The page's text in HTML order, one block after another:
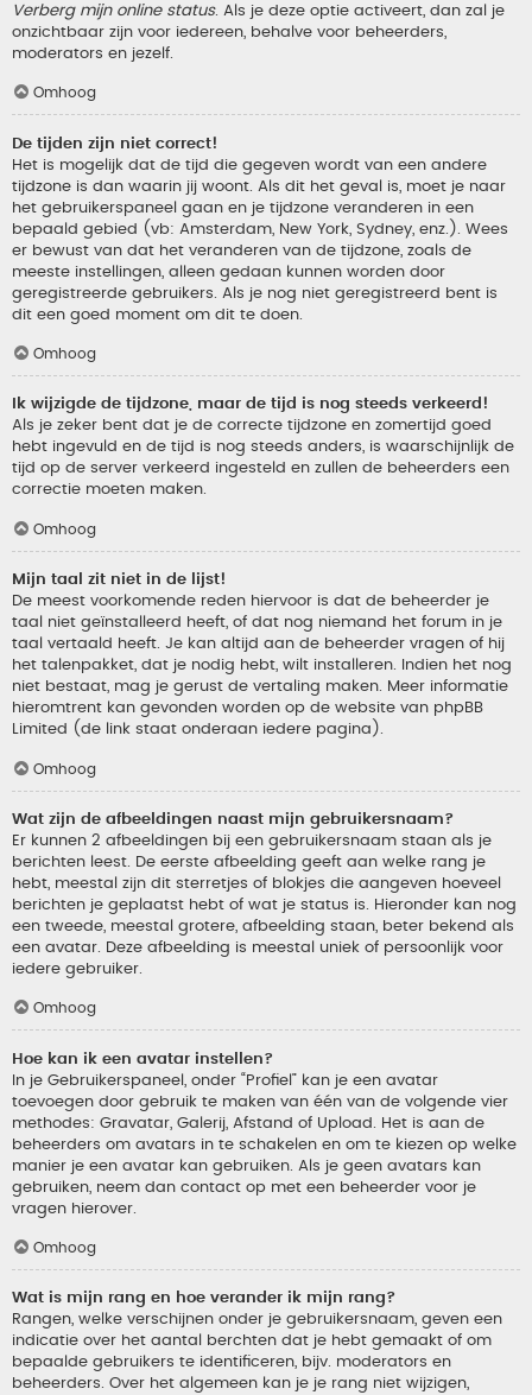
Verberg mijn online status. Als je deze optie activeert, dan zal je
onzichtbaar zijn voor iedereen, behalve voor beheerders,
moderators en jezelf.
Omhoog
De tijden zijn niet correct!
Het is mogelijk dat de tijd die gegeven wordt van een andere
tijdzone is dan waarin jij woont. Als dit het geval is, moet je naar
het gebruikerspaneel gaan en je tijdzone veranderen in een
bepaald gebied (vb: Amsterdam, New York, Sydney, enz.). Wees
er bewust van dat het veranderen van de tijdzone, zoals de
meeste instellingen, alleen gedaan kunnen worden door
geregistreerde gebruikers. Als je nog niet geregistreerd bent is
dit een goed moment om dit te doen.
Omhoog
Ik wijzigde de tijdzone, maar de tijd is nog steeds verkeerd!
Als je zeker bent dat je de correcte tijdzone en zomertijd goed
hebt ingevuld en de tijd is nog steeds anders, is waarschijnlijk de
tijd op de server verkeerd ingesteld en zullen de beheerders een
correctie moeten maken.
Omhoog
Mijn taal zit niet in de lijst!
De meest voorkomende reden hiervoor is dat de beheerder je
taal niet geïnstalleerd heeft, of dat nog niemand het forum in je
taal vertaald heeft. Je kan altijd aan de beheerder vragen of hij
het talenpakket, dat je nodig hebt, wilt installeren. Indien het nog
niet bestaat, mag je gerust de vertaling maken. Meer informatie
hieromtrent kan gevonden worden op de website van phpBB
Limited (de link staat onderaan iedere pagina).
Omhoog
Wat zijn de afbeeldingen naast mijn gebruikersnaam?
Er kunnen 2 afbeeldingen bij een gebruikersnaam staan als je
berichten leest. De eerste afbeelding geeft aan welke rang je
hebt, meestal zijn dit sterretjes of blokjes die aangeven hoeveel
berichten je geplaatst hebt of wat je status is. Hieronder kan nog
een tweede, meestal grotere, afbeelding staan, beter bekend als
een avatar. Deze afbeelding is meestal uniek of persoonlijk voor
iedere gebruiker.
Omhoog
Hoe kan ik een avatar instellen?
In je Gebruikerspaneel, onder “Profiel” kan je een avatar
toevoegen door gebruik te maken van één van de volgende vier
methodes: Gravatar, Galerij, Afstand of Upload. Het is aan de
beheerders om avatars in te schakelen en om te kiezen op welke
manier je een avatar kan gebruiken. Als je geen avatars kan
gebruiken, neem dan contact op met een beheerder voor je
vragen hierover.
Omhoog
Wat is mijn rang en hoe verander ik mijn rang?
Rangen, welke verschijnen onder je gebruikersnaam, geven een
indicatie over het aantal berchten dat je hebt gemaakt of om
bepaalde gebruikers te identificeren, bijv. moderators en
beheerders. Over het algemeen kan je je rang niet wijzigen,